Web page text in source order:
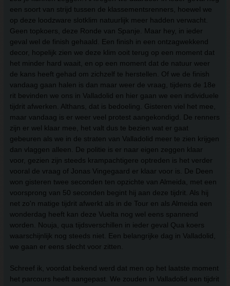
een soort van strijd tussen de klassementsrenners, hoewel we
op deze loodzware slotklim natuurlijk meer hadden verwacht.
Geen topkoers, deze Ronde van Spanje. Maar hey, in ieder
geval wel de finish gehaald. Een finish in een ontzagwekkend
decor, hopelijk zien we deze klim ooit terug op een moment dat
het minder hard waait, en op een moment dat de natuur weer
de kans heeft gehad om zichzelf te herstellen. Of we de finish
vandaag gaan halen is dan maar weer de vraag, tijdens de 18e
rit bevinden we ons in Valladolid en hier gaan we een individuele
tijdrit afwerken. Althans, dat is bedoeling. Gisteren viel het mee,
maar vandaag is er weer veel protest aangekondigd. De renners
zijn er wel klaar mee, het valt dus te bezien wat er gaat
gebeuren als we in de straten van Valladolid meer te zien krijgen
dan vlaggen alleen. De politie is er naar eigen zeggen klaar
voor, gezien zijn steeds krampachtigere optreden is het verder
vooral de vraag of Jonas Vingegaard er klaar voor is. De Deen
won gisteren twee seconden ten opzichte van Almeida, met een
voorsprong van 50 seconden begint hij aan deze tijdrit. Als hij
net zo'n matige tijdrit afwerkt als in de Tour en als Almeida een
wonderdag heeft kan deze Vuelta nog wel eens spannend
worden. Nouja, qua tijdsverschillen in ieder geval Qua koers
waarschijnlijk nog steeds niet. Een belangrijke dag in Valladolid,
we gaan er eens slecht voor zitten.
Schreef ik, voordat bekend werd dat men op het laatste moment
het parcours heeft aangepast. We zouden in Valladolid een tijdrit